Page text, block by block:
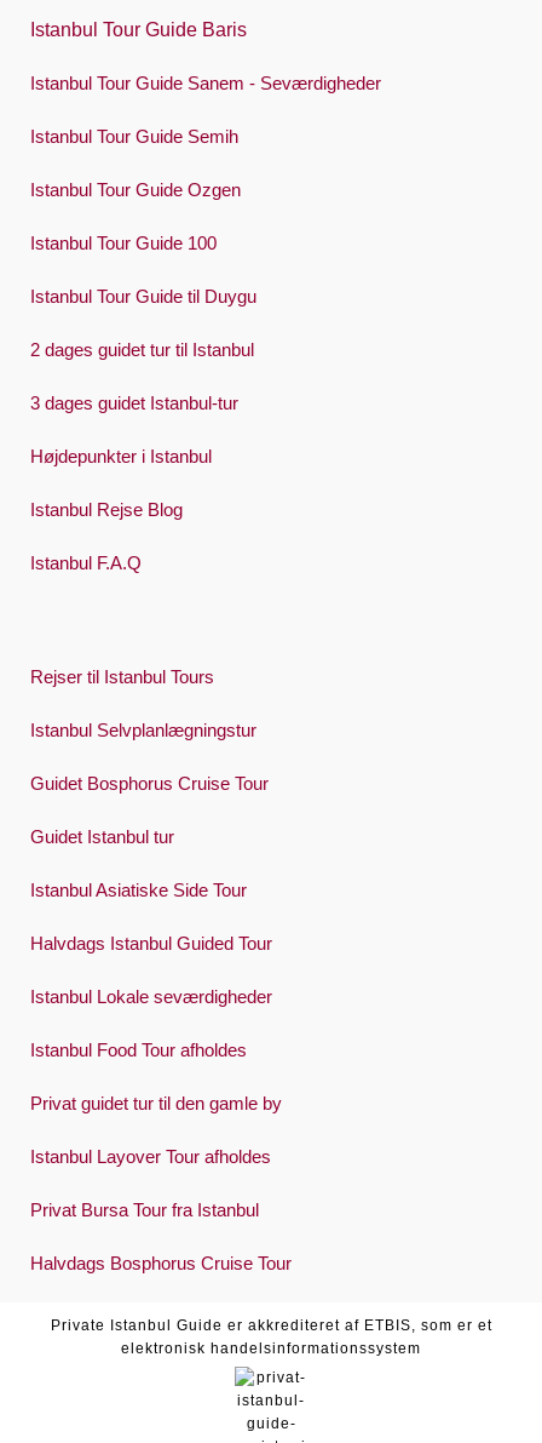
Русский
Español
Swedish
Istanbul Tour Guide Baris
Istanbul Tour Guide Sanem - Seværdigheder
Istanbul Tour Guide Semih
Istanbul Tour Guide Ozgen
Istanbul Tour Guide 100
Istanbul Tour Guide til Duygu
2 dages guidet tur til Istanbul
3 dages guidet Istanbul-tur
Højdepunkter i Istanbul
Istanbul Rejse Blog
Istanbul F.A.Q
Rejser til Istanbul Tours
Istanbul Selvplanlægningstur
Guidet Bosphorus Cruise Tour
Guidet Istanbul tur
Istanbul Asiatiske Side Tour
Halvdags Istanbul Guided Tour
Istanbul Lokale seværdigheder
Istanbul Food Tour afholdes
Privat guidet tur til den gamle by
Istanbul Layover Tour afholdes
Privat Bursa Tour fra Istanbul
Halvdags Bosphorus Cruise Tour
Private Istanbul Guide er akkrediteret af ETBIS, som er et
elektronisk handelsinformationssystem